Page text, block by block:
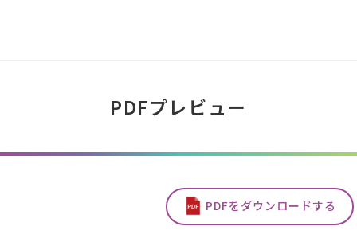
PDFプレビュー
PDFをダウンロードする